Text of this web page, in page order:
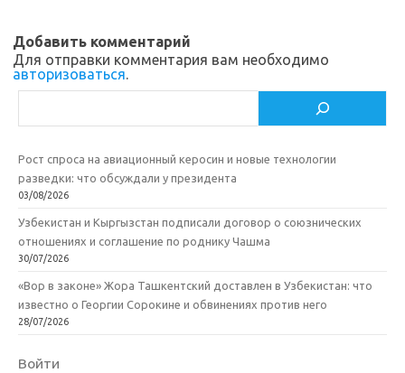
k
i
т
ь
Добавить комментарий
Для отправки комментария вам необходимо
авторизоваться.
Рост спроса на авиационный керосин и новые технологии
разведки: что обсуждали у президента
03/08/2026
Узбекистан и Кыргызстан подписали договор о союзнических
отношениях и соглашение по роднику Чашма
30/07/2026
«Вор в законе» Жора Ташкентский доставлен в Узбекистан: что
известно о Георгии Сорокине и обвинениях против него
28/07/2026
Войти